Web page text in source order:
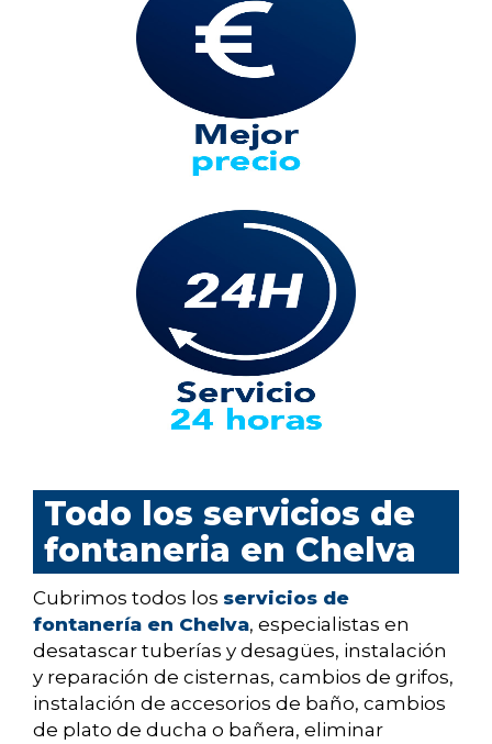
Todo los servicios de
fontaneria en Chelva
Cubrimos todos los servicios de
fontanería en Chelva, especialistas en
desatascar tuberías y desagües, instalación
y reparación de cisternas, cambios de grifos,
instalación de accesorios de baño, cambios
de plato de ducha o bañera, eliminar